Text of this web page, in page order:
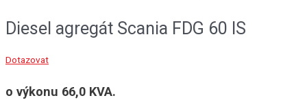
Diesel agregát Scania FDG 60 IS
Dotazovat
o výkonu 66,0 KVA.